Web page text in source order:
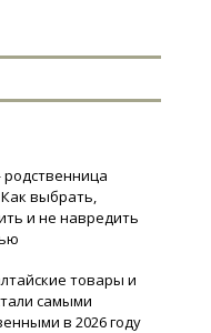
выбрать,
и не навредить
товары и
самыми
в 2026 году